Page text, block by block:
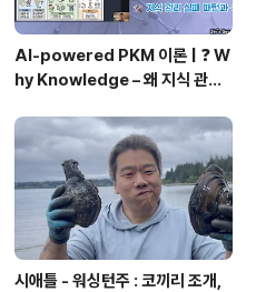
AI-powered PKM 이론 | ❓ W
hy Knowledge – 왜 지식 관리
보에서 지식으로의 전환, 🛠️ 지식
관리 실패 패턴과 극복
시애틀 - 워싱턴주 : 코끼리 조개,